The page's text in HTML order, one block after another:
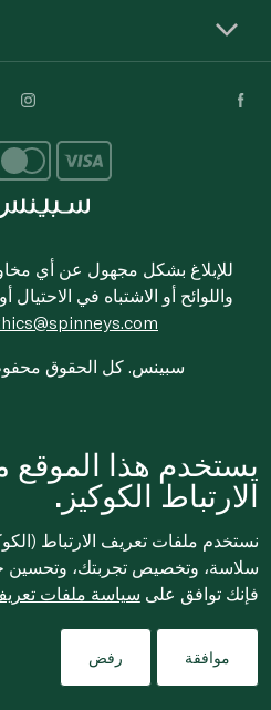
للإبلاغ بشكل مجهول عن أي
واللوائح أو الاشتباه في
© 2020-2026 سبينس. كل الحقوق
يستخدم هذا
الارتباط الكوكيز.
نستخدم ملفات تعريف الارتباط
سلاسة، وتخصيص تجربتك، وتحسين
فإنك توافق على سياسة ملفات
موافقة رفض